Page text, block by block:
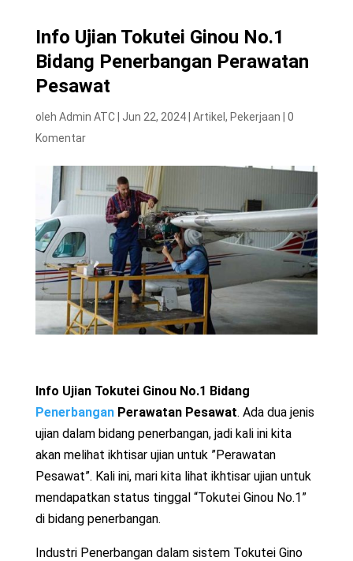
Info Ujian Tokutei Ginou No.1
Bidang Penerbangan Perawatan
Pesawat
oleh Admin ATC| Jun 22, 2024| Artikel , Pekerjaan
0
Komentar
Info Ujian Tokutei Ginou No.1 Bidang
PenerbanganPerawatan Pesawat. Ada dua jenis
ujian dalam bidang penerbangan, jadi kali ini kita
akan melihat ikhtisar ujian untuk ”Perawatan
Pesawat”. Kali ini, mari kita lihat ikhtisar ujian untuk
mendapatkan status tinggal “Tokutei Ginou No.1”
di bidang penerbangan.
Industri Penerbangan dalam sistem Tokutei Gino